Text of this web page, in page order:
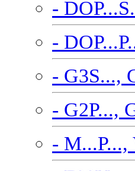
-
-
- G3S...,
- G2P...,
- M...P...,